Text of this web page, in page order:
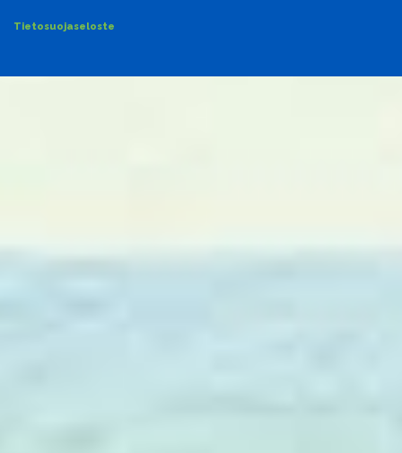
Tietosuojaseloste